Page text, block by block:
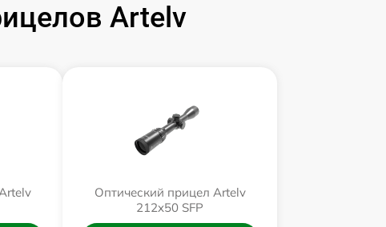
Artelv
Оптический прицел Artelv
212x50 SFP